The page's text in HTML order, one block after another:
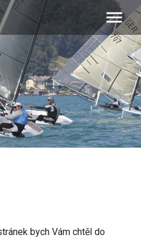
bych Vám chtěl do